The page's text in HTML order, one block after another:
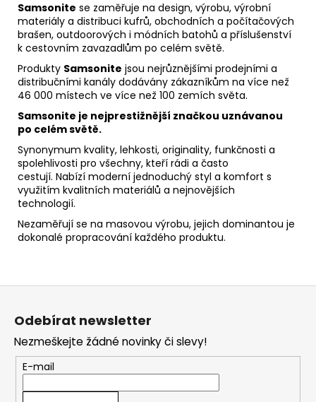
Samsonite se zaměřuje na design, výrobu, výrobní
materiály a distribuci kufrů, obchodních a počítačových
brašen, outdoorových i módních batohů a příslušenství
k cestovním zavazadlům po celém světě.
Produkty Samsonite jsou nejrůznějšími prodejními a
distribučními kanály dodávány zákazníkům na více než
46 000 místech ve více než 100 zemích světa.
Samsonite je nejprestižnější značkou uznávanou
po celém světě.
Synonymum kvality, lehkosti, originality, funkčnosti a
spolehlivosti pro všechny, kteří rádi a často
cestují. Nabízí moderní jednoduchý styl a komfort s
využitím kvalitních materiálů a nejnovějších
technologií.
Nezaměřují se na masovou výrobu, jejich dominantou je
dokonalé propracování každého produktu.
Odebírat newsletter
Nezmeškejte žádné novinky či slevy!
E-mail